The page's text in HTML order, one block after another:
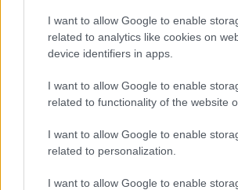
I want to allow Google to enable
related to analytics like cookies on
device identifiers in apps.
I want to allow Google to enable
related to functionality of the website
I want to allow Google to enable
related to personalization.
I want to allow Google to enable
Ελλάδα|15.09.2025 22:15